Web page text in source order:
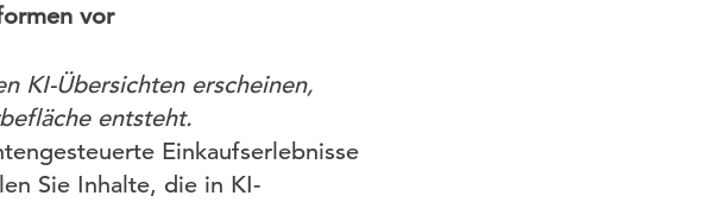
vor
KI-Übersichten erscheinen,
entsteht.
Einkaufserlebnisse
Sie Inhalte, die in KI-